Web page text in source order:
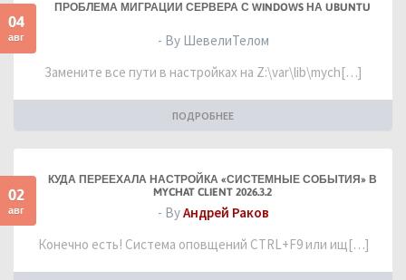
04
авг
ПРОБЛЕМА МИГРАЦИИ СЕРВЕРА С WINDOWS НА UBUNTU
- By ШевелиТелом
Замените все пути в настройках на Z:\var\lib\mych[…]
ПОДРОБНЕЕ
02
авг
КУДА ПЕРЕЕХАЛА НАСТРОЙКА «СИСТЕМНЫЕ СОБЫТИЯ» В
MYCHAT CLIENT 2026.3.2
- ByАндрей Раков
Конечно есть! Система оповщений CTRL+F9 или ищ[…]